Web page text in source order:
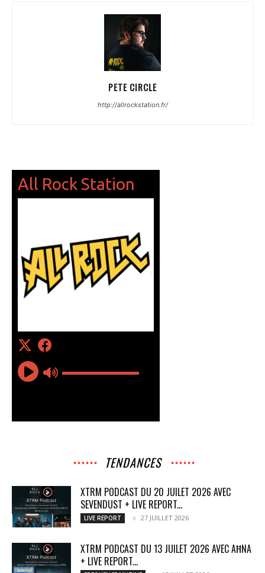
PETE CIRCLE
http://allrockstation.fr/
TENDANCES
XTRM PODCAST DU 20 JUILET 2026 AVEC
SEVENDUST + LIVE REPORT...
LIVE REPORT 27 JUILLET 2026
XTRM PODCAST DU 13 JUILET 2026 AVEC AĦNA
+ LIVE REPORT...